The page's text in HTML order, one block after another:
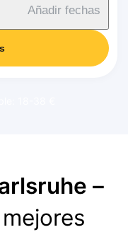
Añadir fechas
–
mejores